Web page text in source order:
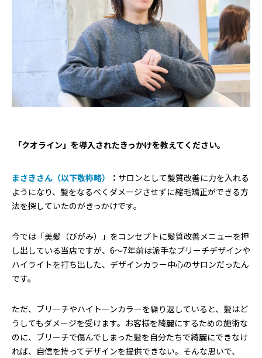
―― 「クオライン」を導入されたきっかけを教えてください。
まさきさん（以下敬称略） ： サロンとして髪質改善に力を入れる
ようになり、髪をなるべくダメージさせずに縮毛矯正ができる方
法を探していたのがきっかけです。
今では「美髪（びがみ）」をコンセプトに髪質改善メニューを押
し出している当店ですが、6〜7年前は派手なブリーチデザインや
ハイライトを打ち出した、デザインカラー中心のサロンだったん
です。
ただ、ブリーチやハイトーンカラーを繰り返していると、髪はど
うしてもダメージを受けます。お客様を綺麗にするための施術な
のに、ブリーチで傷んでしまった髪を自分たちで綺麗にできなけ
れば、自信を持ってデザインを提供できない。そんな思いで、